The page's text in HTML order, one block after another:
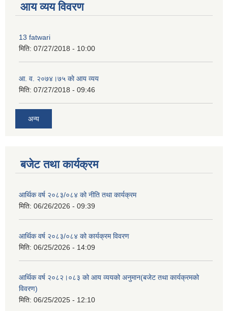
आय व्यय विवरण
13 fatwari
मिति: 07/27/2018 - 10:00
आ‍. व. २०७४।७५ काे आय व्यय
मिति: 07/27/2018 - 09:46
अन्य
बजेट तथा कार्यक्रम
आर्थिक वर्ष २०८३/०८४ को नीति तथा कार्यक्रम
मिति: 06/26/2026 - 09:39
आर्थिक वर्ष २०८३/०८४ को कार्यक्रम विवरण
मिति: 06/25/2026 - 14:09
आर्थिक वर्ष २०८२।०८३ को आय व्ययको अनुमान(बजेट तथा कार्यक्रमको
विवरण)
मिति: 06/25/2025 - 12:10